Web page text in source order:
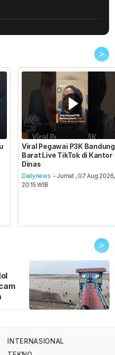
>
Viral Pegawai P3K Bandung
Barat Live TikTok di Kantor
Dinas
Dailynews - Jumat , 07 Aug 2026,
20:15 WIB
>
INTERNASIONAL